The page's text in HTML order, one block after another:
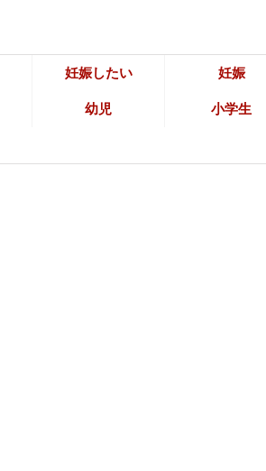
妊娠したい 妊娠
幼児 小学生